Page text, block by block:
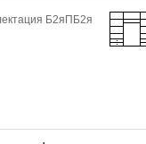
Б2яПБ2я